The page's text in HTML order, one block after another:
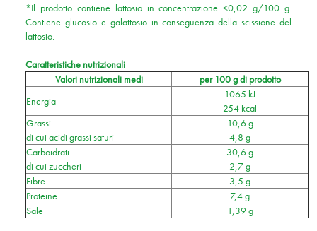
*Il prodotto contiene lattosio in concentrazione <0,02 g/100 g.
Contiene glucosio e galattosio in conseguenza della scissione del
lattosio.
Caratteristiche nutrizionali
Valori nutrizionali medi
per 100 g di prodotto
Energia
1065 kJ
254 kcal
Grassi
di cui acidi grassi saturi
10,6 g
4,8 g
Carboidrati
di cui zuccheri
30,6 g
2,7 g
Fibre
3,5 g
Proteine
7,4 g
Sale
1,39 g